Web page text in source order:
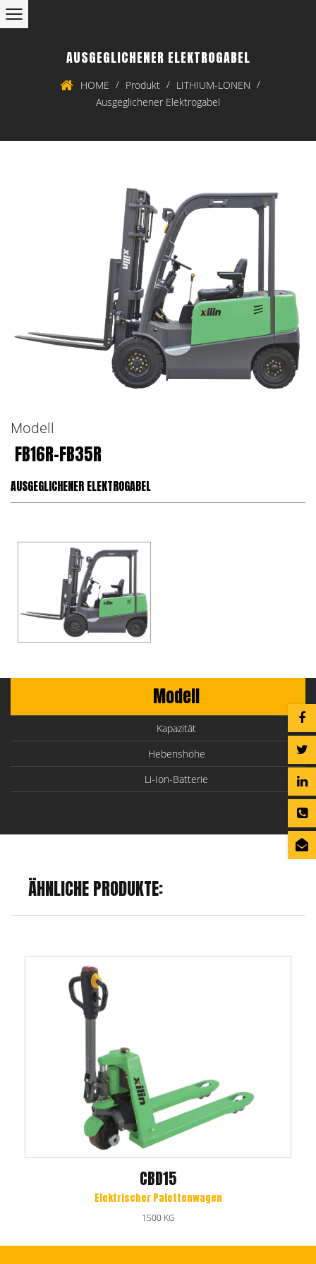
AUSGEGLICHENER ELEKTROGABEL
HOME / Produkt / LITHIUM-LONEN /
Ausgeglichener Elektrogabel
Modell
FB16R-FB35R
AUSGEGLICHENER ELEKTROGABEL
Modell
Kapazität
Hebenshöhe
Li-Ion-Batterie
ÄHNLICHE PRODUKTE:
CBD15
Elektrischer Palettenwagen
1500 KG